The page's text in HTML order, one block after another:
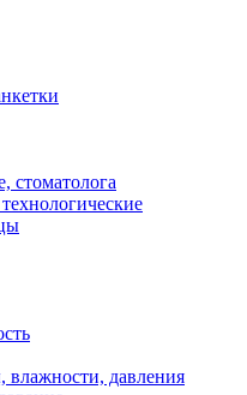
стоматолога
влажности, давления